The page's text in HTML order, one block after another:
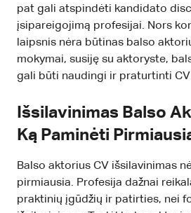
pat gali atspindėti kandidato
įsipareigojimą profesijai. Nors
laipsnis nėra būtinas balso
mokymai, susiję su aktoryste,
gali būti naudingi ir praturtinti
Išsilavinimas Balso
Ką Paminėti
Balso aktorius CV išsilavinimas
pirmiausia. Profesija dažnai
praktinių įgūdžių ir patirties, nei